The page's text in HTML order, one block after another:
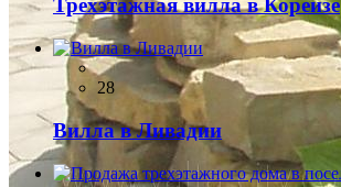
Трехэтажная вилла в Кореизе
28
Вилла в Ливадии